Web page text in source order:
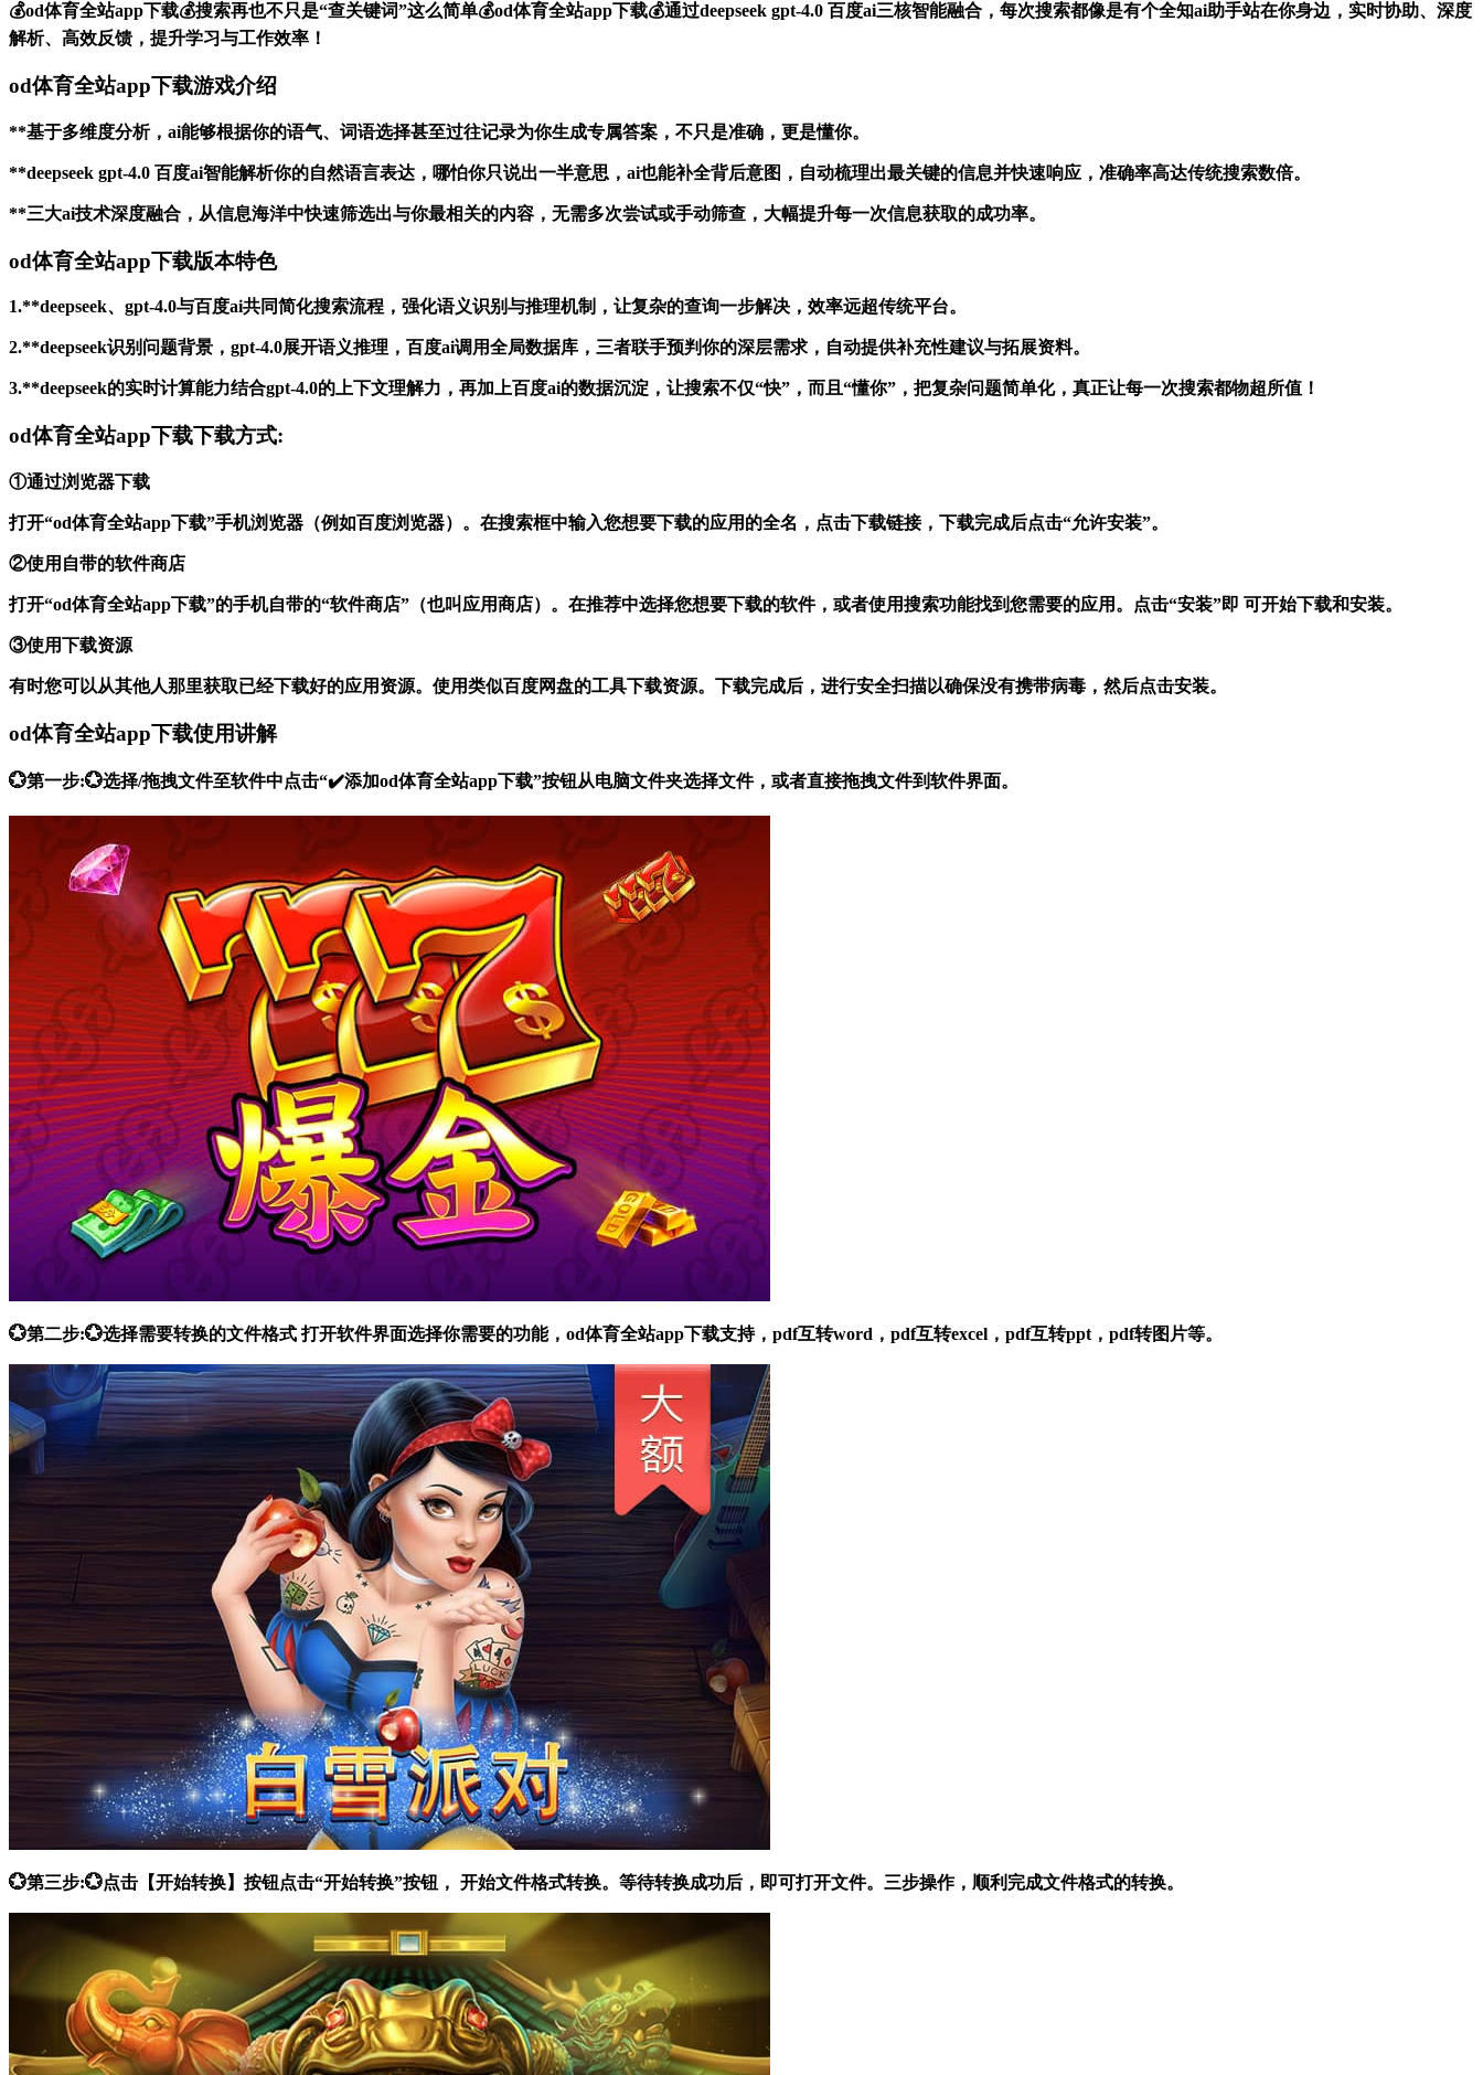
💰od体育全站app下载💰搜索再也不只是“查关键词”这么简单💰od体育全站app下载💰通过deepseek gpt-4.0 百度ai三核智能融合，每次搜索都像是有个全知ai助手站在你身边，实时协助、深度
解析、高效反馈，提升学习与工作效率！
od体育全站app下载游戏介绍
**基于多维度分析，ai能够根据你的语气、词语选择甚至过往记录为你生成专属答案，不只是准确，更是懂你。
**deepseek gpt-4.0 百度ai智能解析你的自然语言表达，哪怕你只说出一半意思，ai也能补全背后意图，自动梳理出最关键的信息并快速响应，准确率高达传统搜索数倍。
**三大ai技术深度融合，从信息海洋中快速筛选出与你最相关的内容，无需多次尝试或手动筛查，大幅提升每一次信息获取的成功率。
od体育全站app下载版本特色
1.**deepseek、gpt-4.0与百度ai共同简化搜索流程，强化语义识别与推理机制，让复杂的查询一步解决，效率远超传统平台。
2.**deepseek识别问题背景，gpt-4.0展开语义推理，百度ai调用全局数据库，三者联手预判你的深层需求，自动提供补充性建议与拓展资料。
3.**deepseek的实时计算能力结合gpt-4.0的上下文理解力，再加上百度ai的数据沉淀，让搜索不仅“快”，而且“懂你”，把复杂问题简单化，真正让每一次搜索都物超所值！
od体育全站app下载下载方式:
①通过浏览器下载
打开“od体育全站app下载”手机浏览器（例如百度浏览器）。在搜索框中输入您想要下载的应用的全名，点击下载链接，下载完成后点击“允许安装”。
②使用自带的软件商店
打开“od体育全站app下载”的手机自带的“软件商店”（也叫应用商店）。在推荐中选择您想要下载的软件，或者使用搜索功能找到您需要的应用。点击“安装”即 可开始下载和安装。
③使用下载资源
有时您可以从其他人那里获取已经下载好的应用资源。使用类似百度网盘的工具下载资源。下载完成后，进行安全扫描以确保没有携带病毒，然后点击安装。
od体育全站app下载使用讲解
💮第一步:💮选择/拖拽文件至软件中点击“✔️添加od体育全站app下载”按钮从电脑文件夹选择文件，或者直接拖拽文件到软件界面。
💮第二步:💮选择需要转换的文件格式 打开软件界面选择你需要的功能，od体育全站app下载支持，pdf互转word，pdf互转excel，pdf互转ppt，pdf转图片等。
💮第三步:💮点击【开始转换】按钮点击“开始转换”按钮， 开始文件格式转换。等待转换成功后，即可打开文件。三步操作，顺利完成文件格式的转换。